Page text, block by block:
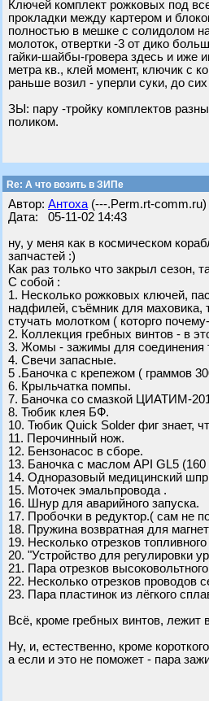
Ключей комплект рожковых под
прокладки между картером и
полностью в мешке с солидолом
молоток, отвертки -3 от дико
гайки-шайбы-гровера здесь и иже
метра кв., клей момент, ключик с
раньше возил - уперли суки, до
ЗЫ: пару -тройку комплектов
поликом.
Re: А что возить в ЗИПе
Автор: Антоха (---.Perm.rt-comm.ru)
Дата: 05-11-02 14:43
ну, у меня как в космическом
запчастей :)
Как раз только что закрыл сезон,
С собой :
1. Несколько рожковых ключей,
надфилей, съёмник для маховика,
стучать молотком ( которго
2. Коллекция гребных винтов - в
3. Жомы - зажимы для соединения
4. Свечи запасные.
5 .Баночка с крепежом ( граммов
6. Крыльчатка помпы.
7. Баночка со смазкой ЦИАТИМ-
8. Тюбик клея БФ.
10. Тюбик Quick Solder фиг знает,
11. Перочинный нож.
12. Бензонасос в сборе.
13. Баночка с маслом API GL5
14. Одноразовый медицинский
15. Моточек эмальпровода .
16. Шнур для аварийного запуска.
17. Пробочки в редуктор.( сам не
18. Пружина возвратная для
19. Несколько отрезков
20. "Устройство для регулировки
21. Пара отрезков
22. Несколько отрезков проводов
23. Пара пластинок из лёгкого
Всё, кроме гребных винтов, лежит
Ну, и, естественно, кроме
а если и это не поможет - пара